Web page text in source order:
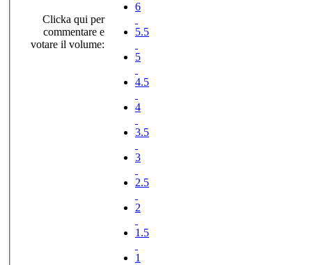
Clicka qui per
commentare e
votare il volume:
6
5.5
5
4.5
4
3.5
3
2.5
2
1.5
1